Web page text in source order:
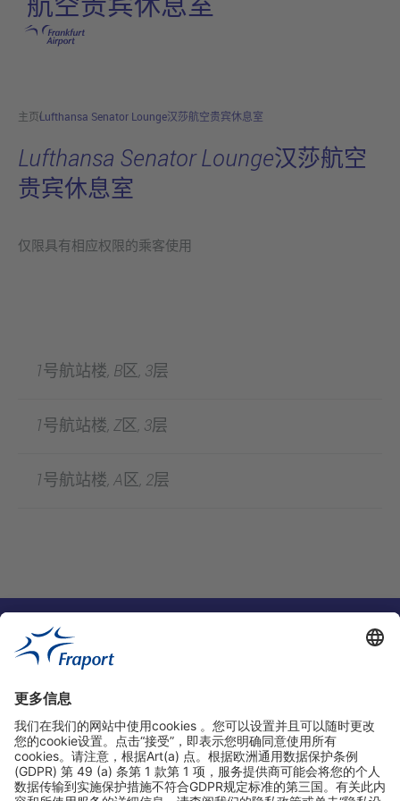
跳转至主页
主页Lufthansa Senator Lounge汉莎航空贵宾休息室
Lufthansa Senator Lounge汉莎航空
贵宾休息室
仅限具有相应权限的乘客使用
1号航站楼, B区, 3层
1号航站楼, Z区, 3层
1号航站楼, A区, 2层
实用链接
购物&线上预定